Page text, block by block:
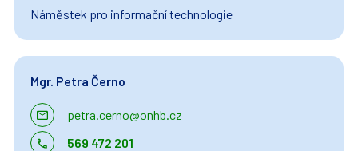
Náměstek pro informační technologie
Mgr. Petra Černo
petra.cerno@onhb.cz
569 472 201